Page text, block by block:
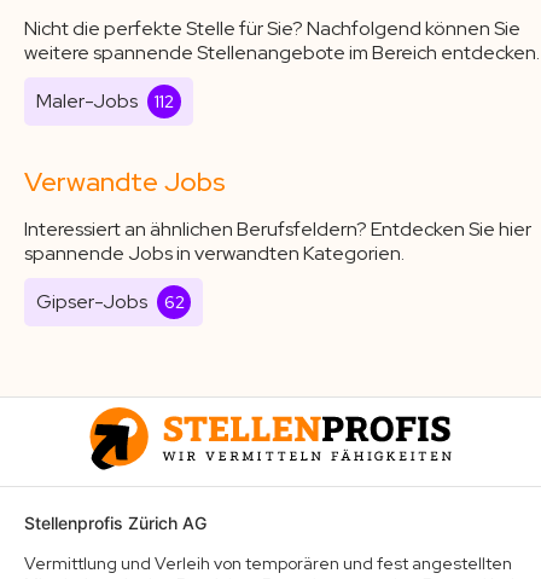
Nicht die perfekte Stelle für Sie? Nachfolgend können Sie
weitere spannende Stellenangebote im Bereich entdecken.
Maler-Jobs
112
Verwandte Jobs
Interessiert an ähnlichen Berufsfeldern? Entdecken Sie hier
spannende Jobs in verwandten Kategorien.
Gipser-Jobs
62
Stellenprofis Zürich AG
Vermittlung und Verleih von temporären und fest angestellten